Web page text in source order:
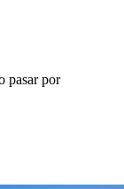
pasar por